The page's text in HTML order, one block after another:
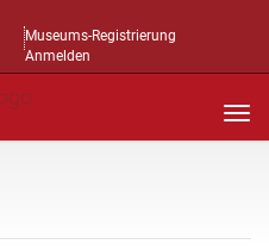
Museums-Registrierung
Anmelden